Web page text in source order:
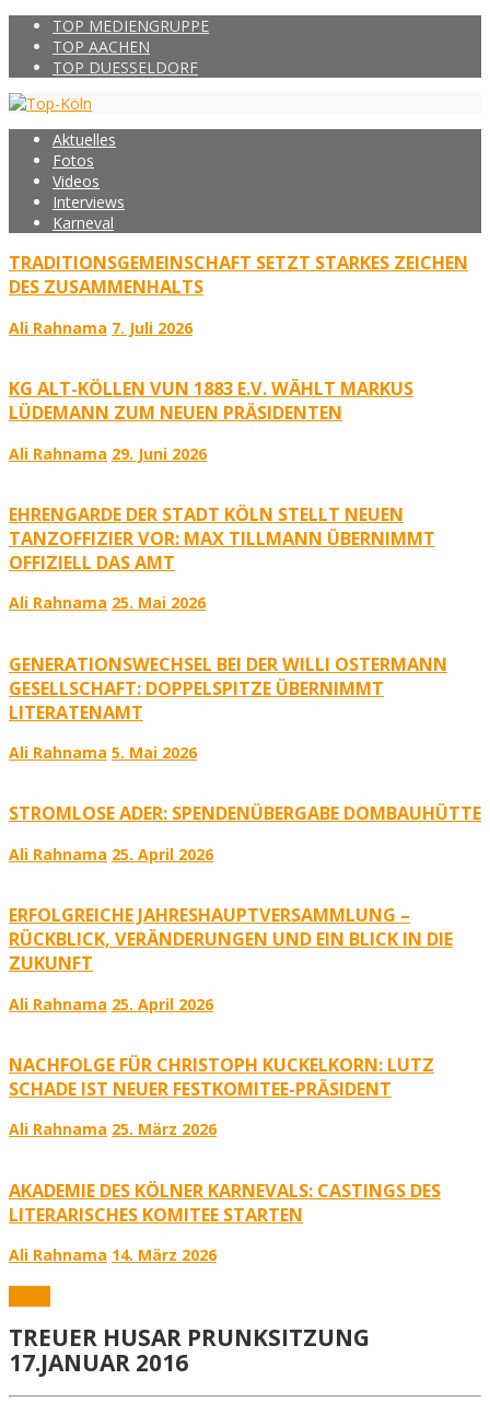
TOP MEDIENGRUPPE
TOP AACHEN
TOP DUESSELDORF
Aktuelles
Fotos
Videos
Interviews
Karneval
TRADITIONSGEMEINSCHAFT SETZT STARKES ZEICHEN
DES ZUSAMMENHALTS
Ali Rahnama 7. Juli 2026
KG ALT-KÖLLEN VUN 1883 E.V. WÄHLT MARKUS
LÜDEMANN ZUM NEUEN PRÄSIDENTEN
Ali Rahnama 29. Juni 2026
EHRENGARDE DER STADT KÖLN STELLT NEUEN
TANZOFFIZIER VOR: MAX TILLMANN ÜBERNIMMT
OFFIZIELL DAS AMT
Ali Rahnama 25. Mai 2026
GENERATIONSWECHSEL BEI DER WILLI OSTERMANN
GESELLSCHAFT: DOPPELSPITZE ÜBERNIMMT
LITERATENAMT
Ali Rahnama 5. Mai 2026
STROMLOSE ADER: SPENDENÜBERGABE DOMBAUHÜTTE
Ali Rahnama 25. April 2026
ERFOLGREICHE JAHRESHAUPTVERSAMMLUNG –
RÜCKBLICK, VERÄNDERUNGEN UND EIN BLICK IN DIE
ZUKUNFT
Ali Rahnama 25. April 2026
NACHFOLGE FÜR CHRISTOPH KUCKELKORN: LUTZ
SCHADE IST NEUER FESTKOMITEE-PRÄSIDENT
Ali Rahnama 25. März 2026
AKADEMIE DES KÖLNER KARNEVALS: CASTINGS DES
LITERARISCHES KOMITEE STARTEN
Ali Rahnama 14. März 2026
TREUER HUSAR PRUNKSITZUNG
17.JANUAR 2016